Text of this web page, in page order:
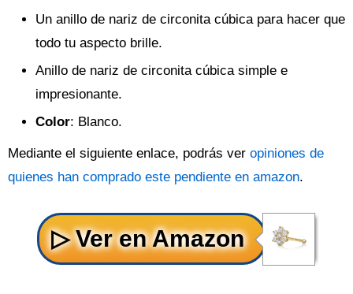
Un anillo de nariz de circonita cúbica para hacer que
todo tu aspecto brille.
Anillo de nariz de circonita cúbica simple e
impresionante.
Color: Blanco.
Mediante el siguiente enlace, podrás ver opiniones de
quienes han comprado este pendiente en amazon.